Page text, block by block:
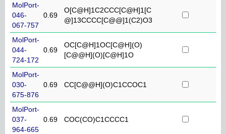
MolPort-
046-
067-757
0.69
O[C@H]1C2CCC[C@H]1[C
@]13CCCC[C@@]1(C2)O3
MolPort-
044-
724-172
0.69
OC[C@H]1OC[C@H](O)
[C@@H](O)[C@H]1O
MolPort-
030-
675-876
0.69 CC[C@@H](O)C1CCOC1
MolPort-
037-
964-665
0.69 COC(CO)C1CCCC1